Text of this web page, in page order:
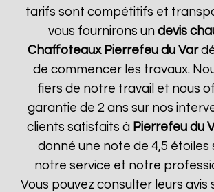
tarifs sont compétitifs et
vous fournirons un devis
Chaffoteaux Pierrefeu du Var
de commencer les travaux.
fiers de notre travail et nous
garantie de 2 ans sur nos
clients satisfaits à Pierrefeu du
donné une note de 4,5 étoiles
notre service et notre
Vous pouvez consulter leurs avis